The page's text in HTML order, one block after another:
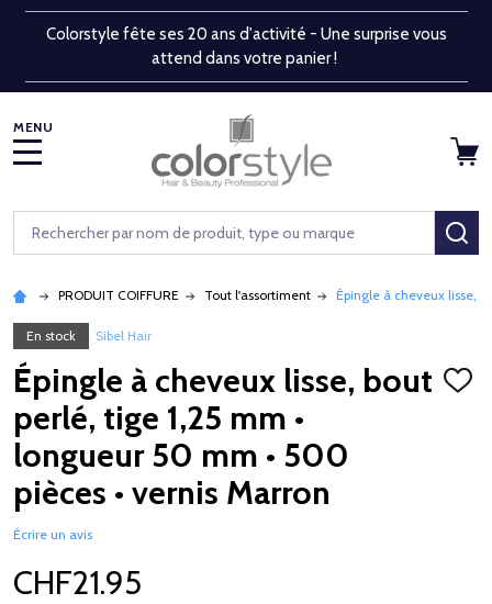
Colorstyle fête ses 20 ans d'activité - Une surprise vous
attend dans votre panier !
Rechercher
PRODUIT COIFFURE Tout l'assortiment Épingle à cheveux lisse,
En stock Sibel Hair
Épingle à cheveux lisse, bout
perlé, tige 1,25 mm •
longueur 50 mm • 500
pièces • vernis Marron
Écrire un avis
CHF21.95